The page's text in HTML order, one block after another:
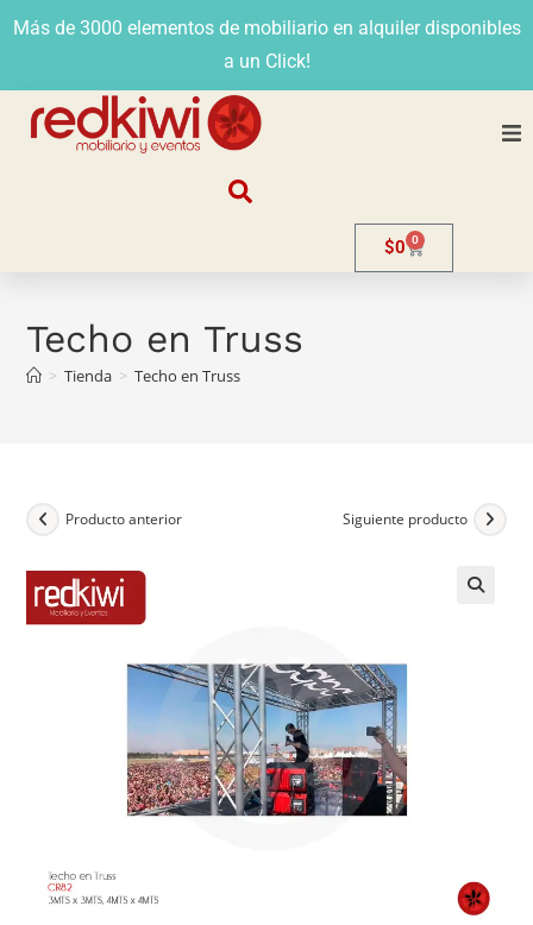
Más de 3000 elementos de mobiliario en alquiler disponibles
a un Click!
Contacto
$0 0
Techo en Truss
> Tienda > Techo en Truss
Producto anterior Siguiente producto